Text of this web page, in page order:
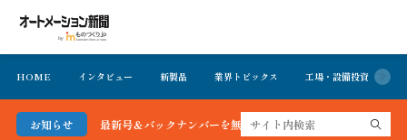
HOME インタビュー 新製品 業界トピックス 工場・設備投資
お知らせ
ン新聞 最新号＆バックナンバーを無料で公開中 詳細はこちら